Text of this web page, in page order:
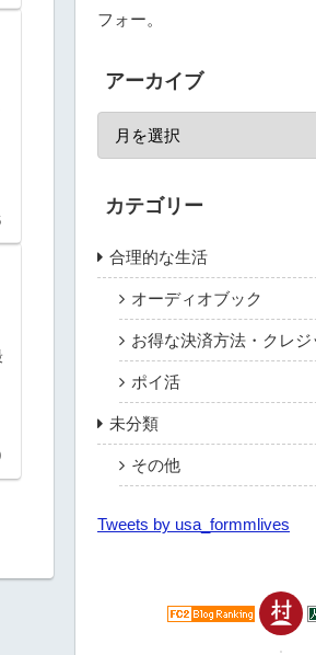
フォー。
アーカイブ
カテゴリー
合理的な生活
オーディオブック
お得な決済方法・クレジ
ポイ活
未分類
その他
Tweets by usa_formmlives